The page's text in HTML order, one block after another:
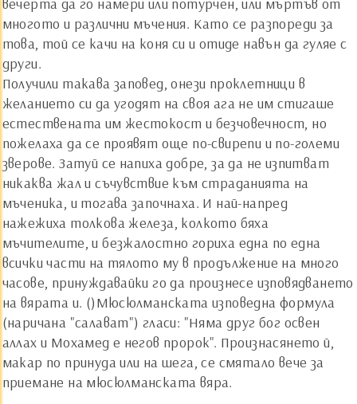
многото и различни мъчения. Като се разпореди за
това, той се качи на коня си и отиде навън да гуляе с
други.
Получили такава заповед, онези проклетници в
желанието си да угодят на своя ага не им стигаше
естествената им жестокост и безчовечност, но
пожелаха да се проявят още по-свирепи и по-големи
зверове. Затуй се напиха добре, за да не изпитват
никаква жал и съчувствие към страданията на
мъченика, и тогава започнаха. И най-напред
нажежиха толкова железа, колкото бяха
мъчителите, и безжалостно гориха една по една
всички части на тялото му в продължение на много
часове, принуждавайки го да произнесе изповядването
на вярата и. ()Мюсюлманската изповедна формула
(наричана "салават") гласи: "Няма друг бог освен
аллах и Мохамед е негов пророк". Произнасянето й,
макар по принуда или на шега, се смятало вече за
приемане на мюсюлманската вяра.